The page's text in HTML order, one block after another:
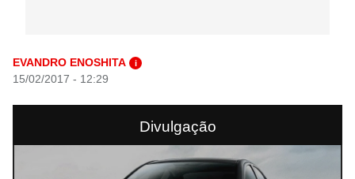
EVANDRO ENOSHITA i
15/02/2017 - 12:29
Divulgação